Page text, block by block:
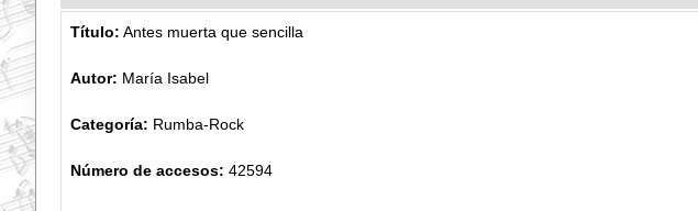
Título: Antes muerta que sencilla
Autor: María Isabel
Categoría: Rumba-Rock
Número de accesos: 42594